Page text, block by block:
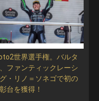
世界選手権。バルタ
ファンティックレーシ
・リノ＝ソネゴで初の
台を獲得！